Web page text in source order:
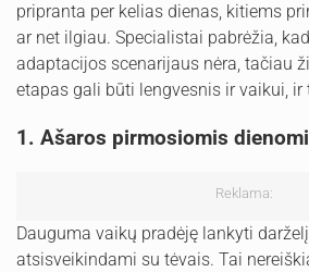
pripranta per kelias dienas, kitiems
ar net ilgiau. Specialistai pabrėžia,
adaptacijos scenarijaus nėra, tačiau
etapas gali būti lengvesnis ir vaikui, ir
1. Ašaros pirmosiomis
Reklama:
Dauguma vaikų pradėję lankyti
atsisveikindami su tėvais. Tai